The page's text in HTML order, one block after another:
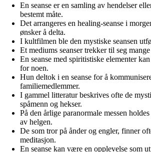
En seanse er en samling av hendelser
bestemt måte.
Det arrangeres en healing-seanse i
ønsker å delta.
I kultfilmen ble den mystiske seansen
Et mediums seanser trekker til seg
En seanse med spiritistiske elementer
for noen.
Hun deltok i en seanse for å
familiemedlemmer.
I gammel litteratur beskrives ofte de
spåmenn og hekser.
På den årlige paranormale messen
av helgen.
De som tror på ånder og engler, finner
meditasjon.
En seanse kan være en opplevelse som